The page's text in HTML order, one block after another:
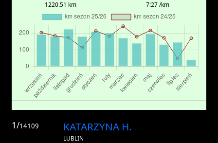
1220.51 km 7:27 /km
1/14109 KATARZYNA H.
LUBLIN